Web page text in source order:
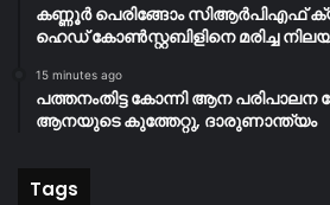
കണ്ണൂർ പെരിങ്ങോം സിആർപിഎഫ്
ഹെഡ് കോൺസ്റ്റബിളിനെ മരിച്ച
15 minutes ago
പത്തനംതിട്ട കോന്നി ആന പരിപാലന
ആനയുടെ കുത്തേറ്റു, ദാരുണാന്ത്യം
Tags